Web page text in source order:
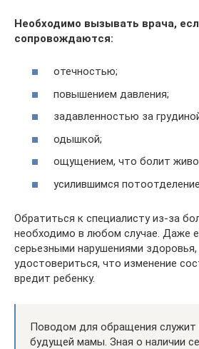
Необходимо вызывать врача,
сопровождаются:
отечностью;
повышением давления;
задавленностью за
одышкой;
ощущением, что болит
усилившимся
Обратиться к специалисту из-за
необходимо в любом случае. Даже
серьезными нарушениями
удостовериться, что изменение
вредит ребенку.
Поводом для обращения служит
будущей мамы. Зная о наличии